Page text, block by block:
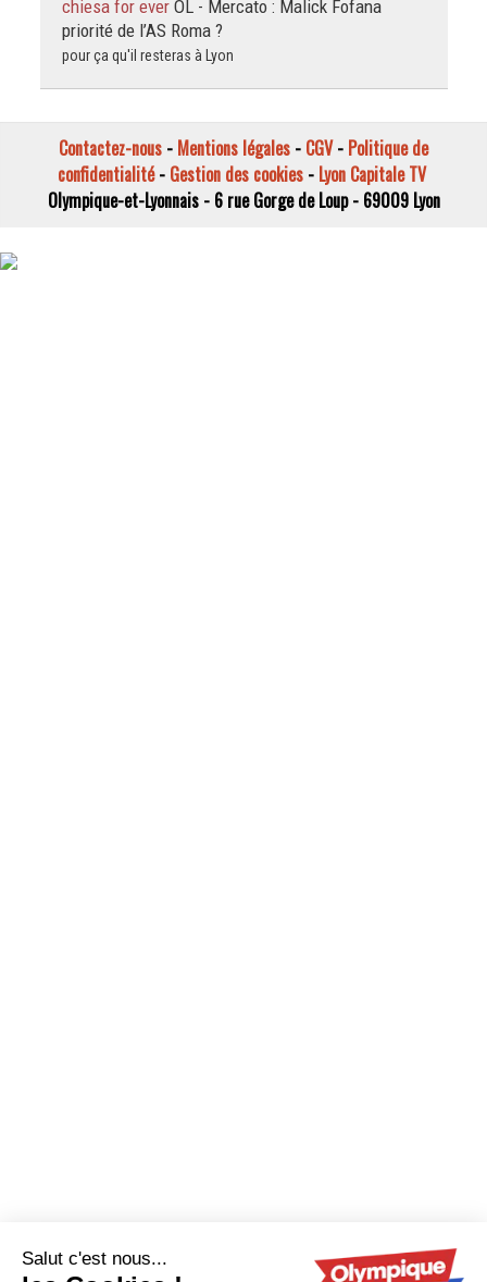
chiesa for ever OL - Mercato : Malick Fofana
priorité de l’AS Roma ?
pour ça qu'il resteras à Lyon
Contactez-nous - Mentions légales - CGV- Politique de
confidentialité- Gestion des cookies- Lyon Capitale TV
Olympique-et-Lyonnais - 6 rue Gorge de Loup - 69009 Lyon